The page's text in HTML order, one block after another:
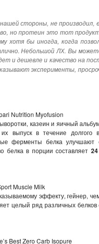
стороны, не
но протеин это тот
хотя бы иногда, когда
Небольшой ЛХ. Вы
и дешевле и качество на
эксперименты,
казеин и яичный
выпуск в течение
ферменты белка улучшают
белка в порции составляет 24
эффекту, гейнер,
целый ряд различных